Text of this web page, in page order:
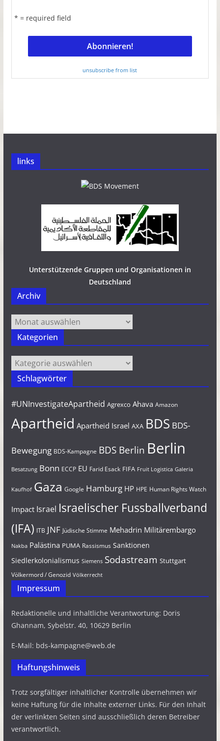
* = required field
unsubscribe from list
links
Unterstützende Gruppen und Organisationen in
Deutschland
Archiv
Archiv
Kategorien
Kategorien
Schlagwörter
#UNInvestigateApartheid Agrexco Ahava Amazon
Apartheid Apartheid Israel AXA BDS BDS-
Bewegung BDS-Kampagne BDS Berlin Berlin
Besatzung Bonn ECCP EU Farid Esack FIFA Fruit Logistica Galeria
Kaufhof Gaza Google Hamburg HP HPE Human Rights Watch
Impact Israel Israelischer Fussballverband
(IFA) ITB JNF Jüdische Stimme Mehadrin Militärembargo
Nakba Palästina PUMA Rassismus Sanktionen
Siedlerkolonialismus Siemens Sodastream Stuttgart
Völkermord / Genozid Völkerrecht
Impressum
Redaktionelle und inhaltliche Verantwortung: Doris
Ghannam, Sybelstr. 40, 10629 Berlin
E-Mail: bds-kampagne@web.de
Haftungshinweis
Trotz sorgfältiger inhaltlicher Kontrolle übernehmen wir
keine Haftung für die Inhalte externer Links. Für den Inhalt
der verlinkten Seiten sind ausschließlich deren Betreiber
verantwortlich.